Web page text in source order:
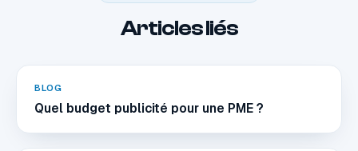
Articles liés
BLOG
Quel budget publicité pour une PME ?